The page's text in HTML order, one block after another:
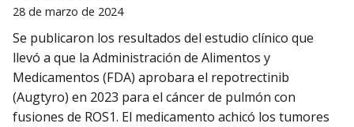
28 de marzo de 2024
Se publicaron los resultados del estudio clínico que
llevó a que la Administración de Alimentos y
Medicamentos (FDA) aprobara el repotrectinib
(Augtyro) en 2023 para el cáncer de pulmón con
fusiones de ROS1. El medicamento achicó los tumores